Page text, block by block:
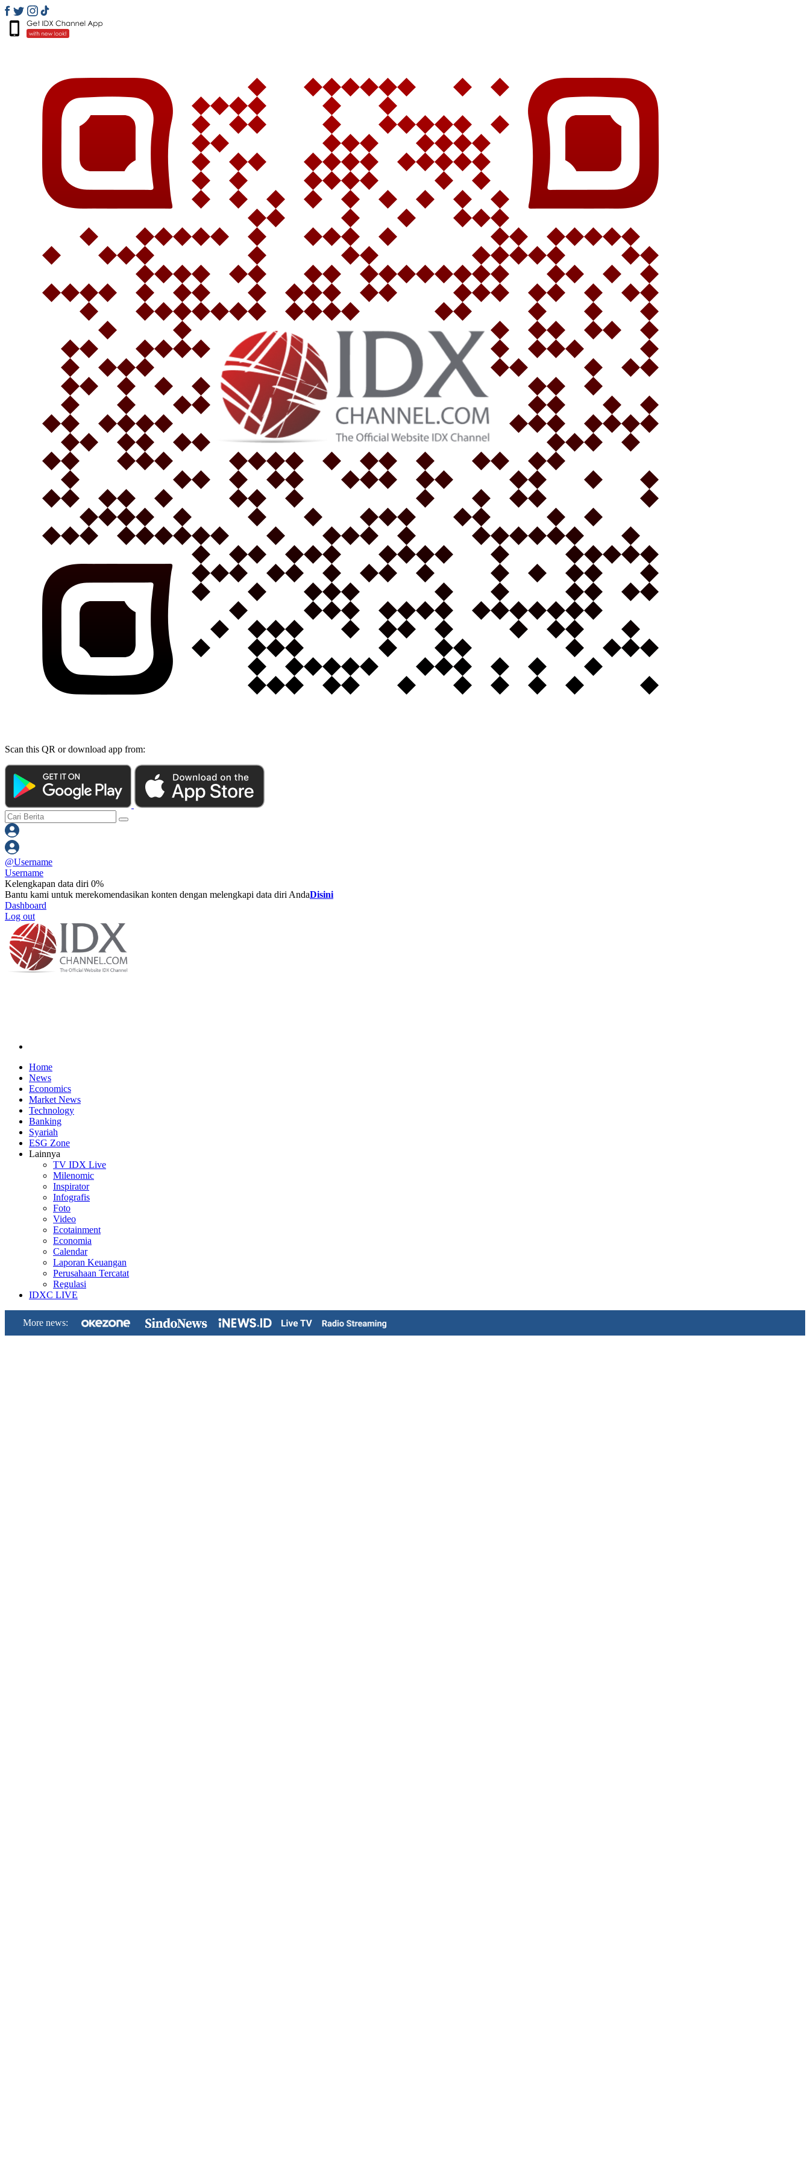
Scan this QR or download app from:
@Username
Username
Kelengkapan data diri 0%
Bantu kami untuk merekomendasikan konten dengan melengkapi data diri AndaDisini
Dashboard
Log out
Home
News
Economics
Market News
Technology
Banking
Syariah
ESG Zone
Lainnya
TV IDX Live
Milenomic
Inspirator
Infografis
Foto
Video
Ecotainment
Economia
Calendar
Laporan Keuangan
Perusahaan Tercatat
Regulasi
IDXC LIVE
More news: